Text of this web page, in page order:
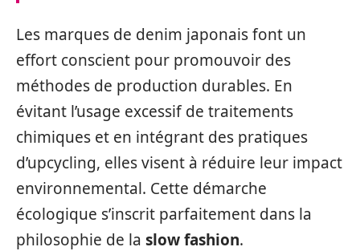
Les marques de denim japonais font un
effort conscient pour promouvoir des
méthodes de production durables. En
évitant l’usage excessif de traitements
chimiques et en intégrant des pratiques
d’upcycling, elles visent à réduire leur impact
environnemental. Cette démarche
écologique s’inscrit parfaitement dans la
philosophie de la slow fashion.